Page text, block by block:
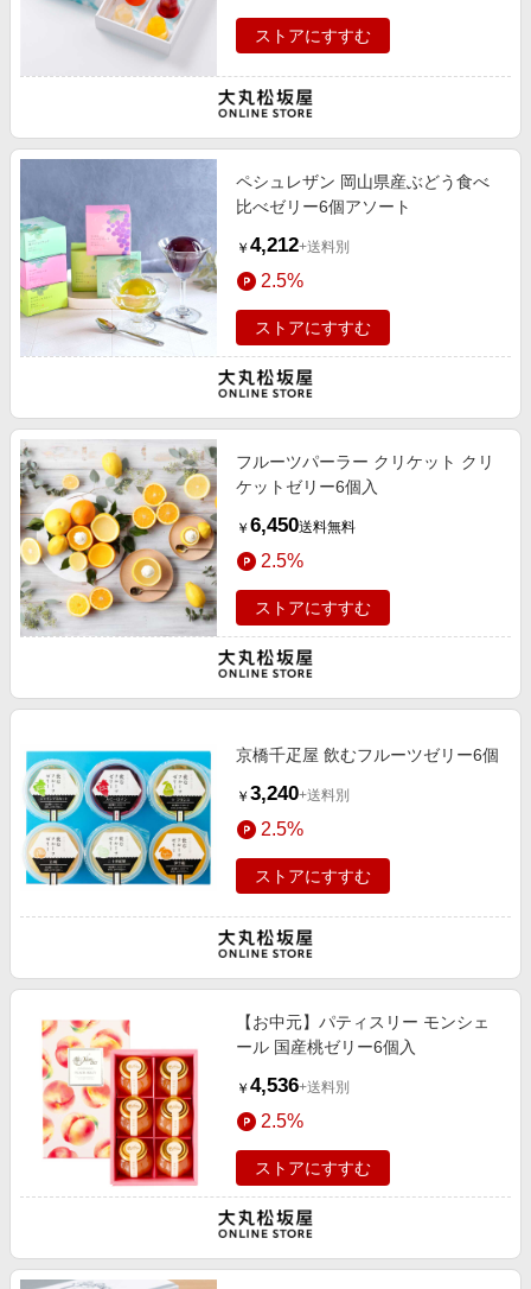
ストアにすすむ
ペシュレザン 岡山県産ぶどう食べ
比べゼリー6個アソート
￥ 4,212+送料別
2.5%
ストアにすすむ
フルーツパーラー クリケット クリ
ケットゼリー6個入
￥ 6,450送料無料
2.5%
ストアにすすむ
京橋千疋屋 飲むフルーツゼリー6個
￥ 3,240+送料別
2.5%
ストアにすすむ
【お中元】パティスリー モンシェ
ール 国産桃ゼリー6個入
￥ 4,536+送料別
2.5%
ストアにすすむ